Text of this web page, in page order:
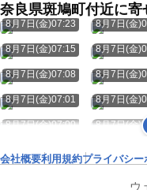
奈良県斑鳩町付近に
8月7日(金)07:23 8月7日(金
8月7日(金)07:15 8月7日(金
8月7日(金)07:08 8月7日(金
8月7日(金)07:01 8月7日(金
8月7日(金)07:00 8月7日(金
会社概要利用規約プライバシー
ウ